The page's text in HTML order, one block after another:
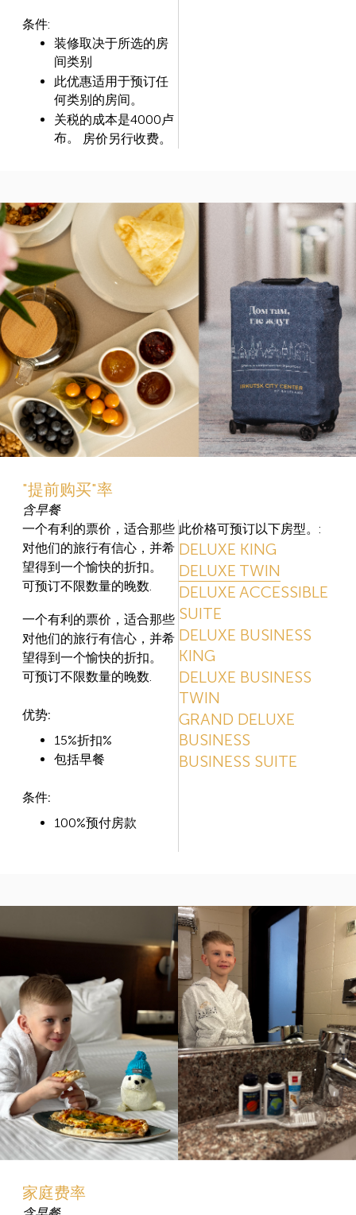
条件:
装修取决于所选的房
间类别
此优惠适用于预订任
何类别的房间。
关税的成本是4000卢
布。 房价另行收费。
"提前购买"率
含早餐
一个有利的票价，适合那些
对他们的旅行有信心，并希
望得到一个愉快的折扣。
可预订不限数量的晚数.
一个有利的票价，适合那些
对他们的旅行有信心，并希
望得到一个愉快的折扣。
可预订不限数量的晚数.
优势:
15%折扣%
包括早餐
条件:
100%预付房款
此价格可预订以下房型。:
DELUXE KING
DELUXE TWIN
DELUXE ACCESSIBLE
SUITE
DELUXE BUSINESS
KING
DELUXE BUSINESS
TWIN
GRAND DELUXE
BUSINESS
BUSINESS SUITE
家庭费率